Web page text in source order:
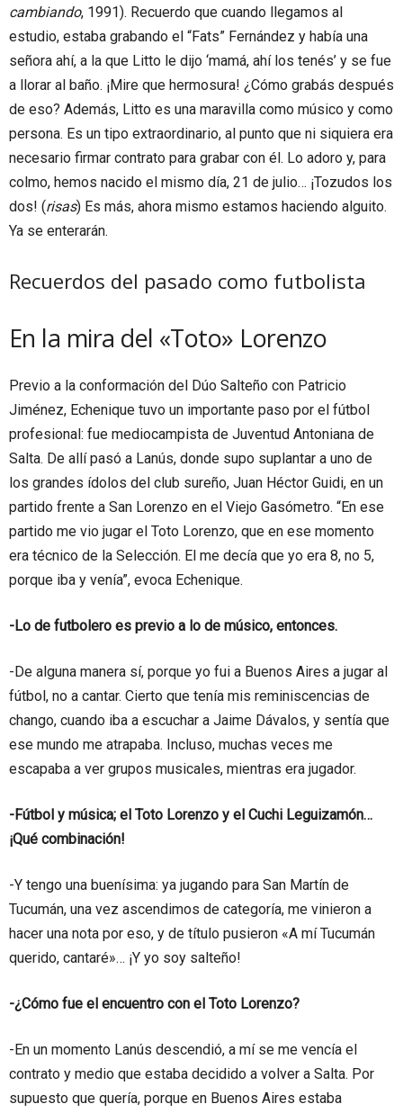
cambiando, 1991). Recuerdo que cuando llegamos al
estudio, estaba grabando el “Fats” Fernández y había una
señora ahí, a la que Litto le dijo ‘mamá, ahí los tenés’ y se fue
a llorar al baño. ¡Mire que hermosura! ¿Cómo grabás después
de eso? Además, Litto es una maravilla como músico y como
persona. Es un tipo extraordinario, al punto que ni siquiera era
necesario firmar contrato para grabar con él. Lo adoro y, para
colmo, hemos nacido el mismo día, 21 de julio… ¡Tozudos los
dos! (risas) Es más, ahora mismo estamos haciendo alguito.
Ya se enterarán.
Recuerdos del pasado como futbolista
En la mira del «Toto» Lorenzo
Previo a la conformación del Dúo Salteño con Patricio
Jiménez, Echenique tuvo un importante paso por el fútbol
profesional: fue mediocampista de Juventud Antoniana de
Salta. De allí pasó a Lanús, donde supo suplantar a uno de
los grandes ídolos del club sureño, Juan Héctor Guidi, en un
partido frente a San Lorenzo en el Viejo Gasómetro. “En ese
partido me vio jugar el Toto Lorenzo, que en ese momento
era técnico de la Selección. El me decía que yo era 8, no 5,
porque iba y venía”, evoca Echenique.
-Lo de futbolero es previo a lo de músico, entonces.
-De alguna manera sí, porque yo fui a Buenos Aires a jugar al
fútbol, no a cantar. Cierto que tenía mis reminiscencias de
chango, cuando iba a escuchar a Jaime Dávalos, y sentía que
ese mundo me atrapaba. Incluso, muchas veces me
escapaba a ver grupos musicales, mientras era jugador.
-Fútbol y música; el Toto Lorenzo y el Cuchi Leguizamón…
¡Qué combinación!
-Y tengo una buenísima: ya jugando para San Martín de
Tucumán, una vez ascendimos de categoría, me vinieron a
hacer una nota por eso, y de título pusieron «A mí Tucumán
querido, cantaré»… ¡Y yo soy salteño!
-¿Cómo fue el encuentro con el Toto Lorenzo?
-En un momento Lanús descendió, a mí se me vencía el
contrato y medio que estaba decidido a volver a Salta. Por
supuesto que quería, porque en Buenos Aires estaba